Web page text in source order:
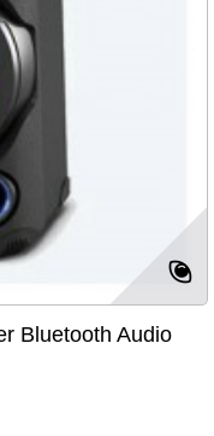
Bluetooth Audio